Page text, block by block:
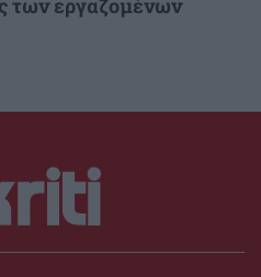
των εργαζομένων